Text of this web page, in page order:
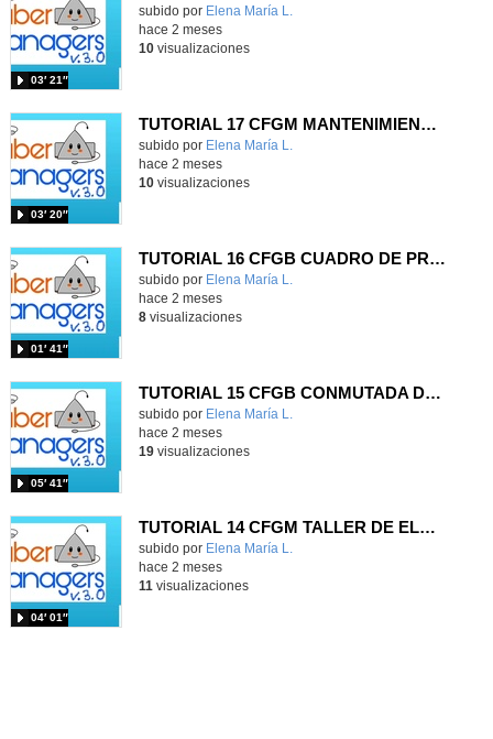
Contenido educativo.
subido por Elena María L.
03′ 21″
hace 2 meses
10visualizaciones
TUTORIAL 17 CFGM MANTENIMIENTO ELECTROMECÁNICO
Contenido educativo.
subido por Elena María L.
03′ 20″
hace 2 meses
10visualizaciones
TUTORIAL 16 CFGB CUADRO DE PROTECCIÓN ARMADO
Contenido educativo.
subido por Elena María L.
01′ 41″
hace 2 meses
8visualizaciones
TUTORIAL 15 CFGB CONMUTADA DE 3 PUNTOS
Contenido educativo.
subido por Elena María L.
05′ 41″
hace 2 meses
19visualizaciones
TUTORIAL 14 CFGM TALLER DE ELECTROMECÁNICA
Contenido educativo.
subido por Elena María L.
04′ 01″
hace 2 meses
11 visualizaciones